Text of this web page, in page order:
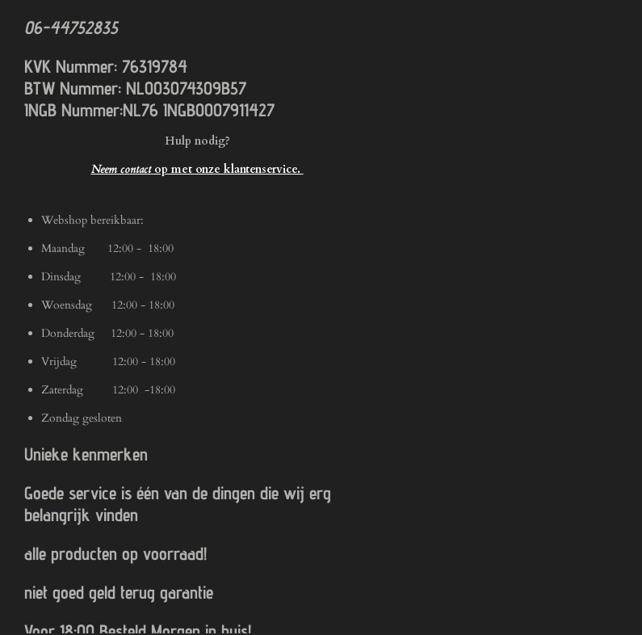
06-44752835
KVK Nummer: 76319784
BTW Nummer: NL003074309B57
INGB Nummer:NL76 INGB0007911427
Hulp nodig?
Neem contactop met onze klantenservice.
Webshop bereikbaar:
Maandag 12:00 - 18:00
Dinsdag 12:00 - 18:00
Woensdag 12:00 - 18:00
Donderdag 12:00 - 18:00
Vrijdag 12:00 - 18:00
Zaterdag 12:00 -18:00
Zondag gesloten
Unieke kenmerken
Goede service is één van de dingen die wij erg
belangrijk vinden
alle producten op voorraad!
niet goed geld terug garantie
Voor 18:00 Besteld Morgen in huis!